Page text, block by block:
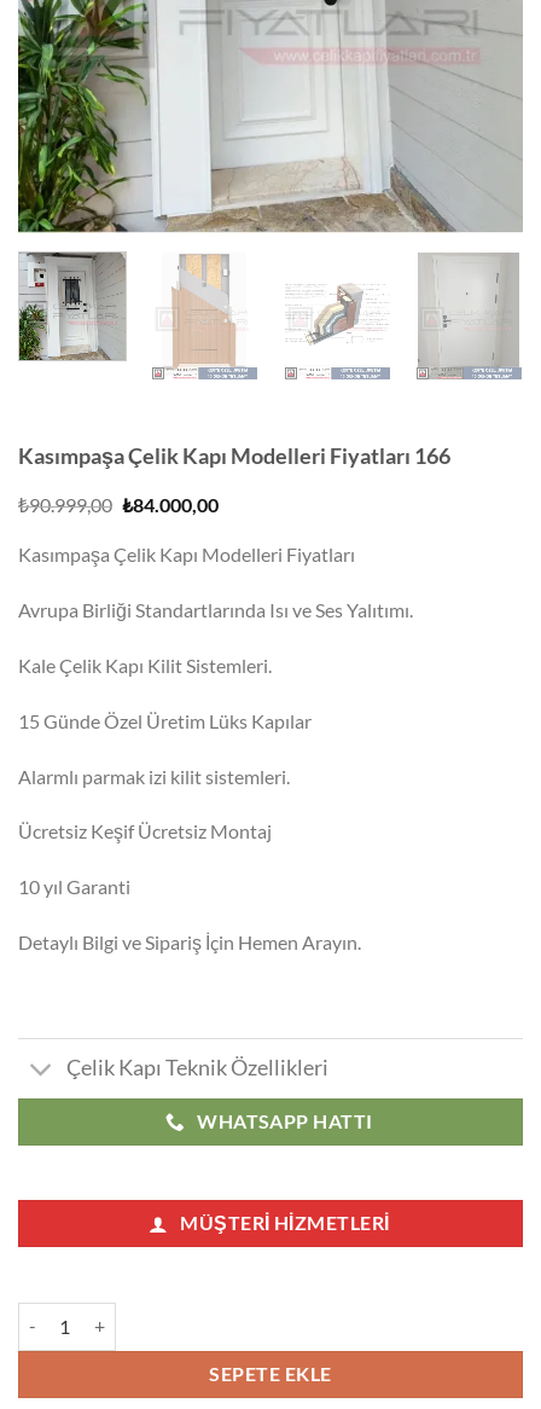
Kasımpaşa Çelik Kapı Modelleri Fiyatları 166
₺90.999,00 Orijinal
₺84.000,00Şu
₺84.000,00.
Kasımpaşa Çelik Kapı Modelleri Fiyatları
Avrupa Birliği Standartlarında Isı ve Ses Yalıtımı.
Kale Çelik Kapı Kilit Sistemleri.
15 Günde Özel Üretim Lüks Kapılar
Alarmlı parmak izi kilit sistemleri.
Ücretsiz Keşif Ücretsiz Montaj
10 yıl Garanti
Detaylı Bilgi ve Sipariş İçin Hemen Arayın.
Çelik Kapı Teknik Özellikleri
WHATSAPP HATTI
MÜŞTERI HIZMETLERI
SEPETE EKLE